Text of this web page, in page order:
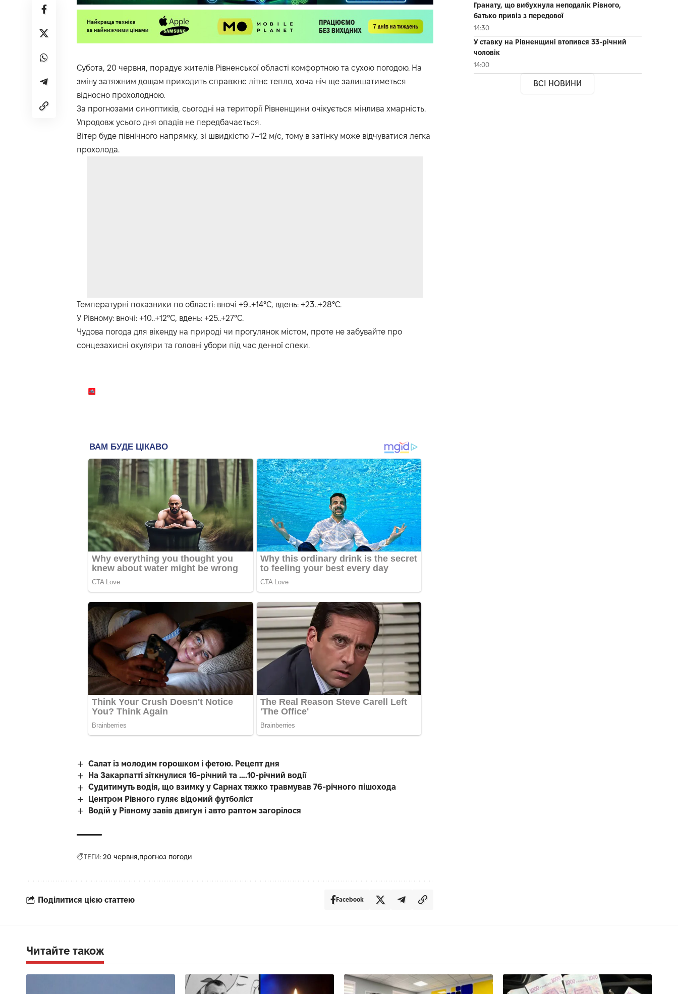
Субота, 20 червня, порадує жителів Рівненської області комфортною та сухою погодою. На
зміну затяжним дощам приходить справжнє літнє тепло, хоча ніч ще залишатиметься
відносно прохолодною.
За прогнозами синоптиків, сьогодні на території Рівненщини очікується мінлива хмарність.
Упродовж усього дня опадів не передбачається.
Вітер буде північного напрямку, зі швидкістю 7–12 м/с, тому в затінку може відчуватися легка
прохолода.
Температурні показники по області: вночі +9..+14°C, вдень: +23..+28°C.
У Рівному: вночі: +10..+12°C, вдень: +25..+27°C.
Чудова погода для вікенду на природі чи прогулянок містом, проте не забувайте про
сонцезахисні окуляри та головні убори під час денної спеки.
Салат із молодим горошком і фетою. Рецепт дня
На Закарпатті зіткнулися 16-річний та ….10-річний водії
Судитимуть водія, що взимку у Сарнах тяжко травмував 76-річного пішохода
Центром Рівного гуляє відомий футболіст
Водій у Рівному завів двигун і авто раптом загорілося
ТЕГИ: 20 червня прогноз погоди
Поділитися цією статтею Facebook
Гранату, що вибухнула неподалік Рівного,
батько привіз з передової
14:30
У ставку на Рівненщині втопився 33-річний
чоловік
14:00
ВСІ НОВИНИ
Читайте також